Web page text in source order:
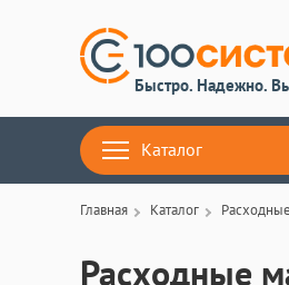
Быстро. Надежно.
Каталог
Главная Каталог
Расходные